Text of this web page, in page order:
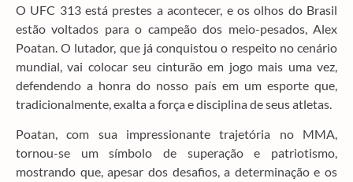
O UFC 313 está prestes a acontecer, e os olhos do Brasil
estão voltados para o campeão dos meio-pesados, Alex
Poatan. O lutador, que já conquistou o respeito no cenário
mundial, vai colocar seu cinturão em jogo mais uma vez,
defendendo a honra do nosso país em um esporte que,
tradicionalmente, exalta a força e disciplina de seus atletas.
Poatan, com sua impressionante trajetória no MMA,
tornou-se um símbolo de superação e patriotismo,
mostrando que, apesar dos desafios, a determinação e os